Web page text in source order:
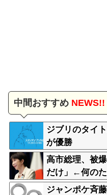
中間おすすめNEWS!!
ジブリのタイ
が優勝
高市総理、被
だけ」←何の
ジャンポケ斉